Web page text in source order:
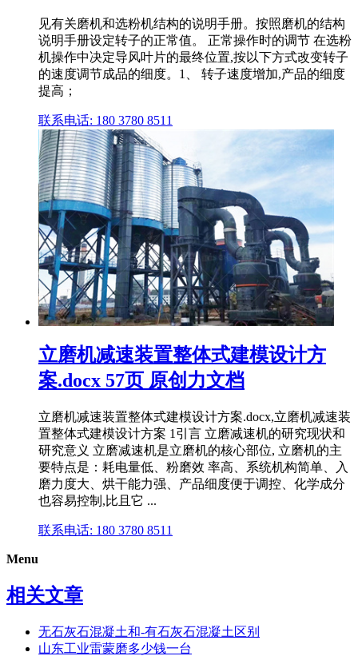
见有关磨机和选粉机结构的说明手册。按照磨机的结构
说明手册设定转子的正常值。 正常操作时的调节 在选粉
机操作中决定导风叶片的最终位置,按以下方式改变转子
的速度调节成品的细度。1、 转子速度增加,产品的细度
提高；
联系电话: 180 3780 8511
立磨机减速装置整体式建模设计方
案.docx 57页 原创力文档
立磨机减速装置整体式建模设计方案.docx,立磨机减速装
置整体式建模设计方案 1引言 立磨减速机的研究现状和
研究意义 立磨减速机是立磨机的核心部位, 立磨机的主
要特点是：耗电量低、粉磨效 率高、系统机构简单、入
磨力度大、烘干能力强、产品细度便于调控、化学成分
也容易控制,比且它 ...
联系电话: 180 3780 8511
Menu
相关文章
无石灰石混凝土和-有石灰石混凝土区别
山东工业雷蒙磨多少钱一台